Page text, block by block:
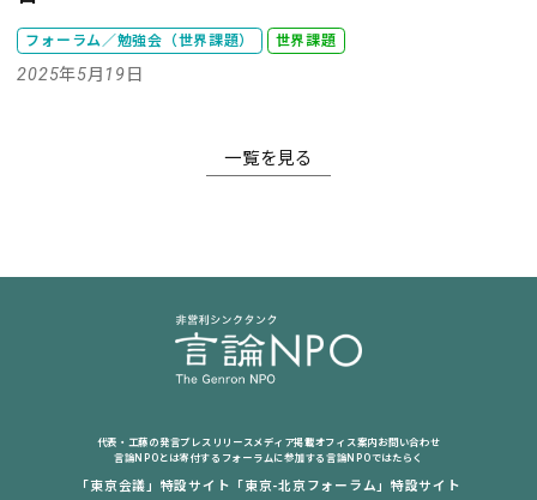
フォーラム／勉強会（世界課題） 世界課題
2025年5月19日
一覧を見る
代表・工藤の発言プレスリリース メディア掲載オフィス案内 お問い合わせ
言論NPOとは寄付する フォーラムに参加する 言論NPOではたらく
「東京会議」特設サイト 「東京-北京フォーラム」特設サイト